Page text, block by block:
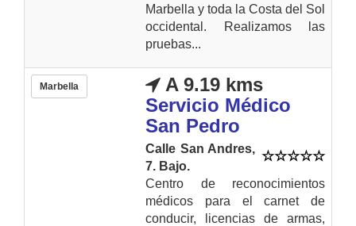
Marbella y toda la Costa del Sol
occidental. Realizamos las
pruebas...
Marbella
A 9.19 kms
Servicio Médico
San Pedro
Calle San Andres,
7. Bajo.
Centro de reconocimientos
médicos para el carnet de
conducir, licencias de armas,